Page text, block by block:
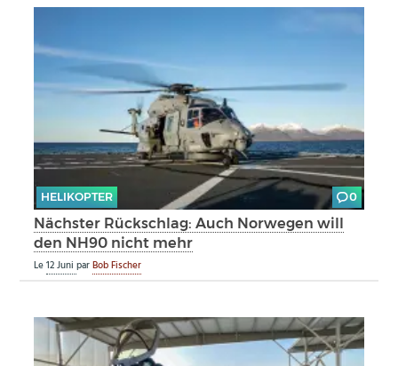
HELIKOPTER 0
Nächster Rückschlag: Auch Norwegen will
den NH90 nicht mehr
Le12 JuniparBob Fischer